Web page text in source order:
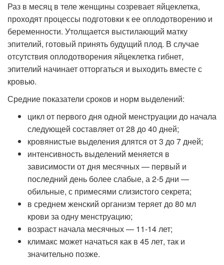
Раз в месяц в теле женщины созревает яйцеклетка,
проходят процессы подготовки к ее оплодотворению и
беременности. Утолщается выстилающий матку
эпителий, готовый принять будущий плод. В случае
отсутствия оплодотворения яйцеклетка гибнет,
эпителий начинает отторгаться и выходить вместе с
кровью.
Средние показатели сроков и норм выделений:
цикл от первого дня одной менструации до начала
следующей составляет от 28 до 40 дней;
кровянистые выделения длятся от 3 до 7 дней;
интенсивность выделений меняется в
зависимости от дня месячных — первый и
последний день более слабые, а 2-5 дни —
обильные, с примесями слизистого секрета;
в среднем женский организм теряет до 80 мл
крови за одну менструацию;
возраст начала месячных — 11-14 лет;
климакс может начаться как в 45 лет, так и
значительно позже.